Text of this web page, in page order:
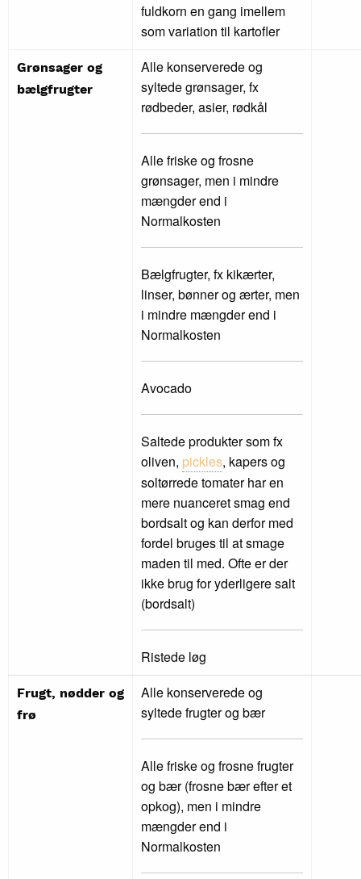
fuldkorn en gang imellem
som variation til kartofler
Grønsager og
bælgfrugter
Alle konserverede og
syltede grønsager, fx
rødbeder, asier, rødkål
Alle friske og frosne
grønsager, men i mindre
mængder end i
Normalkosten
Bælgfrugter, fx kikærter,
linser, bønner og ærter, men
i mindre mængder end i
Normalkosten
Avocado
Saltede produkter som fx
oliven, pickles, kapers og
soltørrede tomater har en
mere nuanceret smag end
bordsalt og kan derfor med
fordel bruges til at smage
maden til med. Ofte er der
ikke brug for yderligere salt
(bordsalt)
Ristede løg
Frugt, nødder og
frø
Alle konserverede og
syltede frugter og bær
Alle friske og frosne frugter
og bær (frosne bær efter et
opkog), men i mindre
mængder end i
Normalkosten